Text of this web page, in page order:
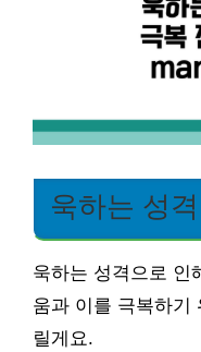
욱하는 성
욱하는 성격으로 인
움과 이를 극복하기
릴게요.